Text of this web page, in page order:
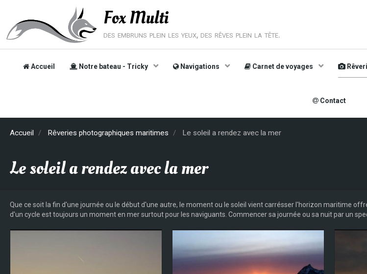
Fox Multi
des embruns plein les yeux, des rêves plein la tête.
Accueil Notre bateau - Tricky Navigations Carnet de voyages
Contact
Accueil Rêveries photographiques maritimes Le soleil a rendez avec la mer
Le soleil a rendez avec la mer
Que ce soit la fin d'une journée ou le début d'une autre, le moment ou le soleil vient carrésser l'horizon maritime
d'un cycle est toujours un moment en mer surtout pour les naviguants. Commencer sa journée ou sa nuit par un